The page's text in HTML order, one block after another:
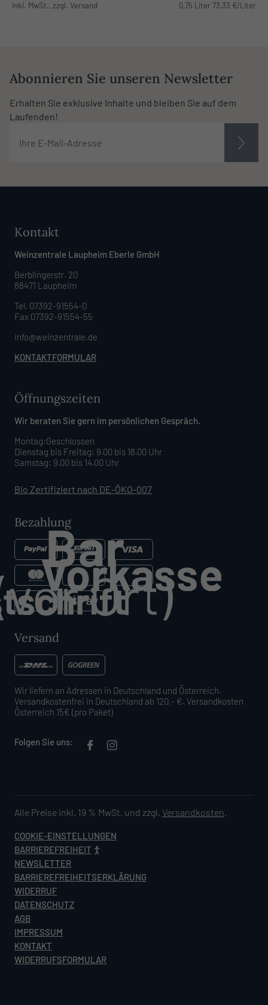
inkl. MwSt., zzgl. Versand 0,75 Liter 73,33 €/Liter
Abonnieren Sie unseren Newsletter
Erhalten Sie exklusive Inhalte und bleiben Sie auf dem
Laufenden!
Kontakt
Weinzentrale Laupheim Eberle GmbH
Berblingerstr. 20
88471 Laupheim
Tel. 07392-91554-0
Fax 07392-91554-55
info@weinzentrale.de
KONTAKTFORMULAR
Öffnungszeiten
Wir beraten Sie gern im persönlichen Gespräch.
Montag:Geschlossen
Dienstag bis Freitag: 9.00 bis 18.00 Uhr
Samstag: 9.00 bis 14.00 Uhr
Bio Zertifiziert nach DE-ÖKO-007
Bezahlung
Versand
Wir liefern an Adressen in Deutschland und Österreich.
Versandkostenfrei in Deutschland ab 120,- €. Versandkosten
Österreich 15€ (pro Paket)
Folgen Sie uns:
Alle Preise inkl. 19 % MwSt. und zzgl. Versandkosten.
COOKIE-EINSTELLUNGEN
BARRIEREFREIHEIT
NEWSLETTER
BARRIEREFREIHEITSERKLÄRUNG
WIDERRUF
DATENSCHUTZ
AGB
IMPRESSUM
KONTAKT
WIDERRUFSFORMULAR